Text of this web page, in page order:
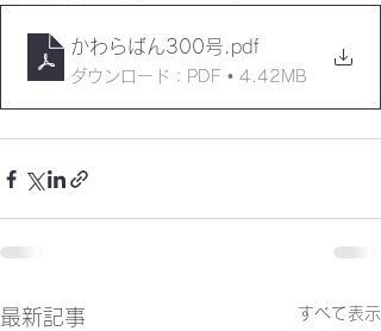
かわらばん300号 .pdf
ダウンロード：PDF • 4.42MB
最新記事 すべて表示